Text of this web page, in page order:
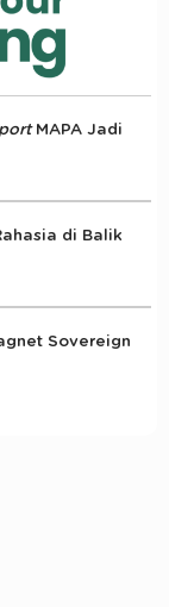
MAPA Jadi
di Balik
Sovereign